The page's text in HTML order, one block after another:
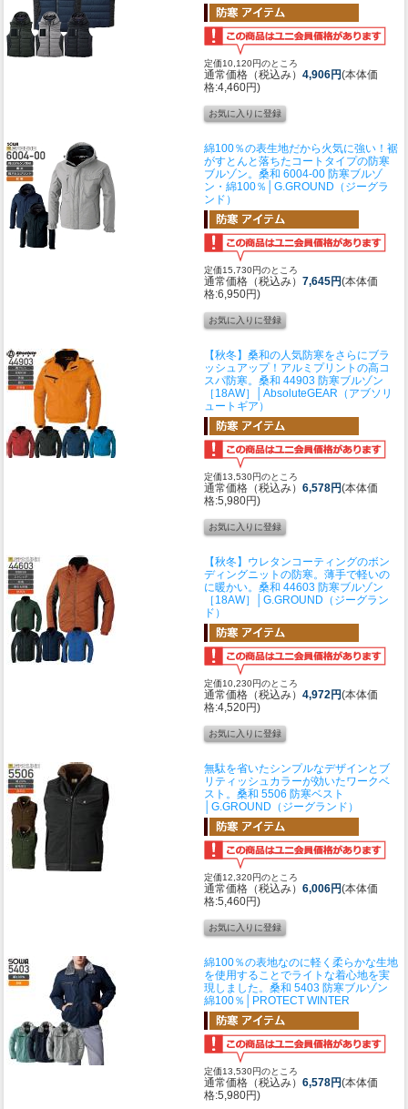
定価10,120円のところ
通常価格（税込み） 4,906円(本体価
格:4,460円)
綿100％の表生地だから火気に強い！裾
がすとんと落ちたコートタイプの防寒
ブルゾン。 桑和 6004-00 防寒ブルゾ
ン・綿100％│G.GROUND（ジーグラ
ンド）
定価15,730円のところ
通常価格（税込み） 7,645円(本体価
格:6,950円)
【秋冬】桑和の人気防寒をさらにブラ
ッシュアップ！アルミプリントの高コ
スパ防寒。 桑和 44903 防寒ブルゾン
［18AW］│AbsoluteGEAR（アブソリ
ュートギア）
定価13,530円のところ
通常価格（税込み） 6,578円(本体価
格:5,980円)
【秋冬】ウレタンコーティングのボン
ディングニットの防寒。薄手で軽いの
に暖かい。 桑和 44603 防寒ブルゾン
［18AW］│G.GROUND（ジーグラン
ド）
定価10,230円のところ
通常価格（税込み） 4,972円(本体価
格:4,520円)
無駄を省いたシンプルなデザインとブ
リティッシュカラーが効いたワークベ
スト。 桑和 5506 防寒ベスト
│G.GROUND（ジーグランド）
定価12,320円のところ
通常価格（税込み） 6,006円(本体価
格:5,460円)
綿100％の表地なのに軽く柔らかな生地
を使用することでライトな着心地を実
現しました。 桑和 5403 防寒ブルゾン
綿100％│PROTECT WINTER
定価13,530円のところ
通常価格（税込み） 6,578円(本体価
格:5,980円)